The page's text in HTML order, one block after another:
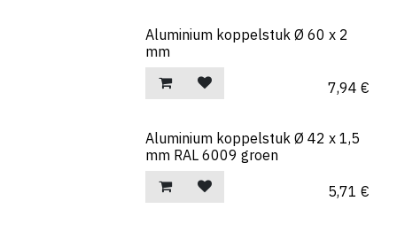
Aluminium koppelstuk Ø 60 x 2
mm
7,94 €
Aluminium koppelstuk Ø 42 x 1,5
mm RAL 6009 groen
5,71 €